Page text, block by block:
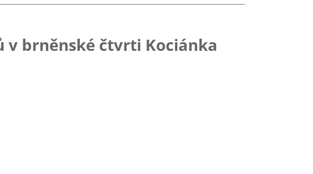
v brněnské čtvrti Kociánka